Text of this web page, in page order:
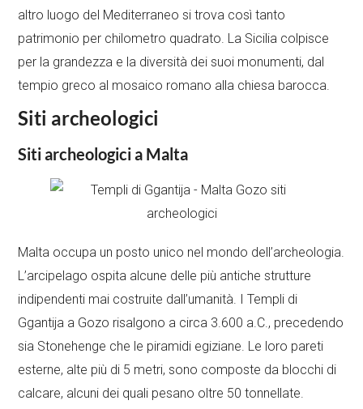
altro luogo del Mediterraneo si trova così tanto
patrimonio per chilometro quadrato. La Sicilia colpisce
per la grandezza e la diversità dei suoi monumenti, dal
tempio greco al mosaico romano alla chiesa barocca.
Siti archeologici
Siti archeologici a Malta
Malta occupa un posto unico nel mondo dell’archeologia.
L’arcipelago ospita alcune delle più antiche strutture
indipendenti mai costruite dall’umanità. I Templi di
Ggantija a Gozo risalgono a circa 3.600 a.C., precedendo
sia Stonehenge che le piramidi egiziane. Le loro pareti
esterne, alte più di 5 metri, sono composte da blocchi di
calcare, alcuni dei quali pesano oltre 50 tonnellate.